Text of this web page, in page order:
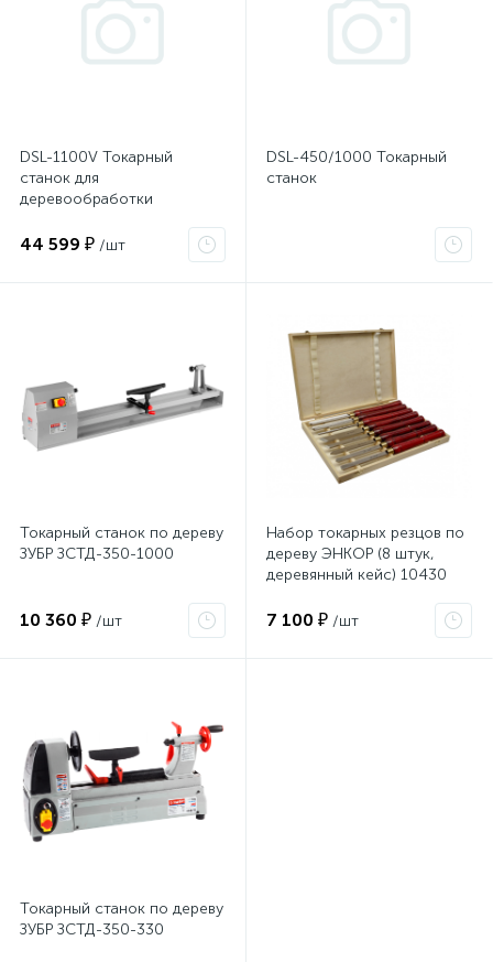
DSL-1100V Токарный
станок для
деревообработки
44 599 ₽ /шт
DSL-450/1000 Токарный
станок
Токарный станок по дереву
ЗУБР ЗСТД-350-1000
10 360 ₽ /шт
Набор токарных резцов по
дереву ЭНКОР (8 штук,
деревянный кейс) 10430
7 100 ₽ /шт
Токарный станок по дереву
ЗУБР ЗСТД-350-330